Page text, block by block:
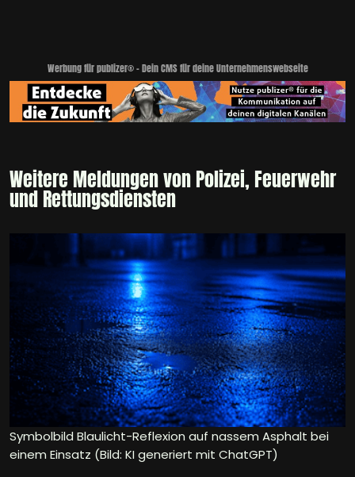
Werbung für publizer® - Dein CMS für deine Unternehmenswebseite
Weitere Meldungen von Polizei, Feuerwehr
und Rettungsdiensten
Symbolbild Blaulicht-Reflexion auf nassem Asphalt bei
einem Einsatz (Bild: KI generiert mit ChatGPT)